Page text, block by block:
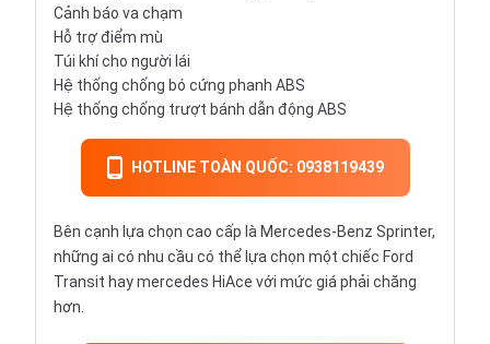
Cảnh báo va chạm
Hỗ trợ điểm mù
Túi khí cho người lái
Hệ thống chống bó cứng phanh ABS
Hệ thống chống trượt bánh dẫn động ABS
HOTLINE TOÀN QUỐC: 0938119439
Bên cạnh lựa chọn cao cấp là Mercedes-Benz Sprinter,
những ai có nhu cầu có thể lựa chọn một chiếc Ford
Transit hay mercedes HiAce với mức giá phải chăng
hơn.